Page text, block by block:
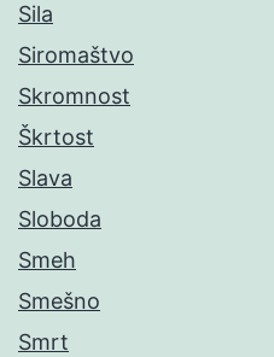
Sila
Siromaštvo
Skromnost
Škrtost
Slava
Sloboda
Smeh
Smešno
Smrt